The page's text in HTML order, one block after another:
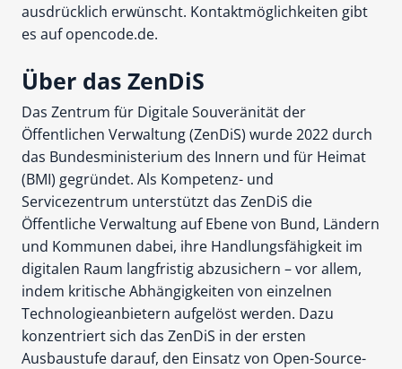
ausdrücklich erwünscht. Kontaktmöglichkeiten gibt
es auf opencode.de.
Über das ZenDiS
Das Zentrum für Digitale Souveränität der
Öffentlichen Verwaltung (ZenDiS) wurde 2022 durch
das Bundesministerium des Innern und für Heimat
(BMI) gegründet. Als Kompetenz- und
Servicezentrum unterstützt das ZenDiS die
Öffentliche Verwaltung auf Ebene von Bund, Ländern
und Kommunen dabei, ihre Handlungsfähigkeit im
digitalen Raum langfristig abzusichern – vor allem,
indem kritische Abhängigkeiten von einzelnen
Technologieanbietern aufgelöst werden. Dazu
konzentriert sich das ZenDiS in der ersten
Ausbaustufe darauf, den Einsatz von Open-Source-